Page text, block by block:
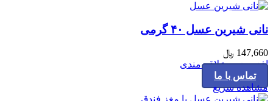
نانی شیرین عسل ۴۰ گرمی
147,660 ﷼
افزودن به علاقه مندی
تماس با ما
مشاهده سریع